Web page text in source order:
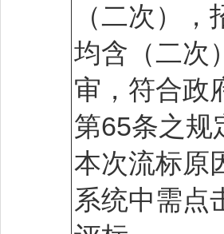
（二次）
均含（二次
审，符合政
第65条之规
本次流标原
系统中需点